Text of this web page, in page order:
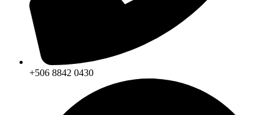
+506 8842 0430